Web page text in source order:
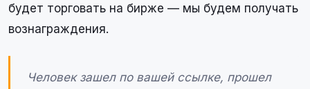
будет торговать на бирже — мы будем получать
вознаграждения.
Человек зашел по вашей ссылке, прошел